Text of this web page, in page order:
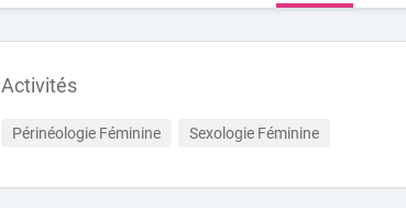
Activités
Périnéologie Féminine Sexologie Féminine